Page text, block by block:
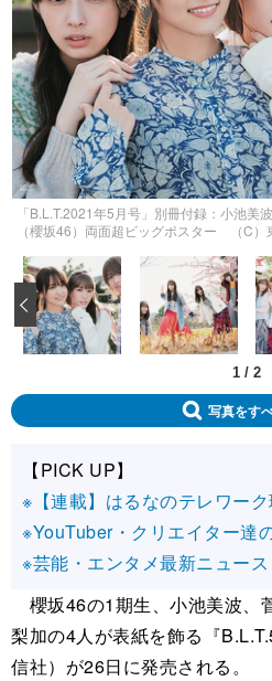
「B.L.T.2021年5月号」別冊付録：小池美
（櫻坂46）両面超ビッグポスター （C）
1 / 2
‹
写真をす
【PICK UP】
※【連載】はるなのテレワー
※YouTuber・クリエイター達
※芸能・エンタメ最新ニュース
櫻坂46の1期生、小池美波、
梨加の4人が表紙を飾る『
信社）が26日に発売される。